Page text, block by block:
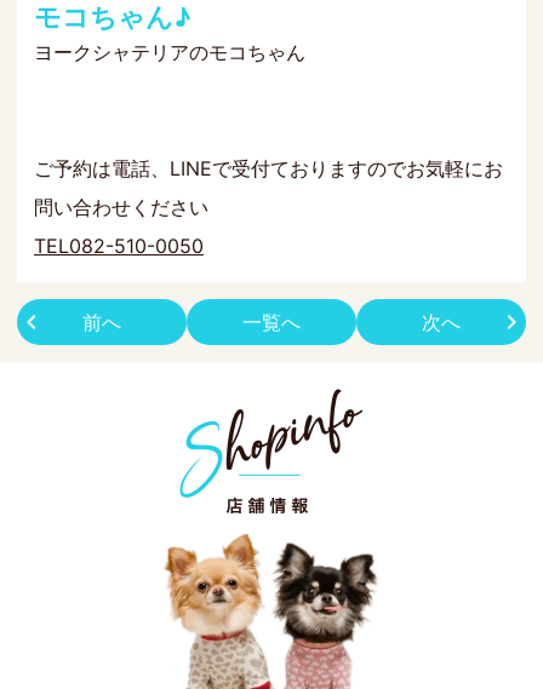
モコちゃん♪
ヨークシャテリアのモコちゃん
ご予約は電話、LINEで受付ておりますのでお気軽にお
問い合わせください
TEL082-510-0050
前へ 次へ
一覧へ